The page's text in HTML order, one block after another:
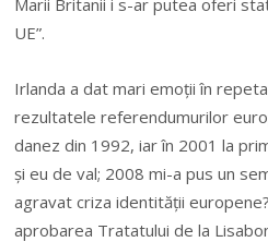
Marii Britanii i s-ar putea oferi
UE”.
Irlanda a dat mari emoţii în
rezultatele referendumurilor
danez din 1992, iar în 2001 la
şi eu de val; 2008 mi-a pus un
agravat criza identităţii
aprobarea Tratatului de la